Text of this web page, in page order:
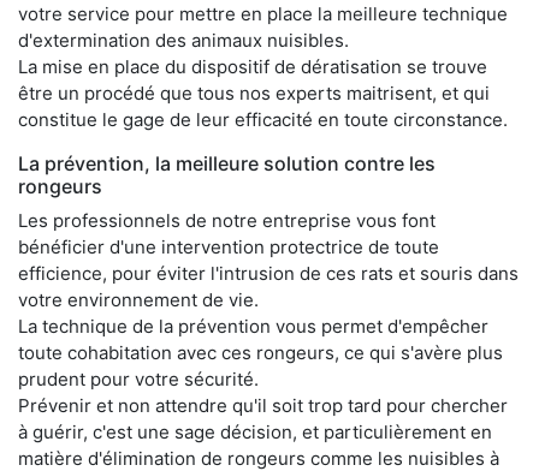
votre service pour mettre en place la meilleure technique
d'extermination des animaux nuisibles.
La mise en place du dispositif de dératisation se trouve
être un procédé que tous nos experts maitrisent, et qui
constitue le gage de leur efficacité en toute circonstance.
La prévention, la meilleure solution contre les
rongeurs
Les professionnels de notre entreprise vous font
bénéficier d'une intervention protectrice de toute
efficience, pour éviter l'intrusion de ces rats et souris dans
votre environnement de vie.
La technique de la prévention vous permet d'empêcher
toute cohabitation avec ces rongeurs, ce qui s'avère plus
prudent pour votre sécurité.
Prévenir et non attendre qu'il soit trop tard pour chercher
à guérir, c'est une sage décision, et particulièrement en
matière d'élimination de rongeurs comme les nuisibles à